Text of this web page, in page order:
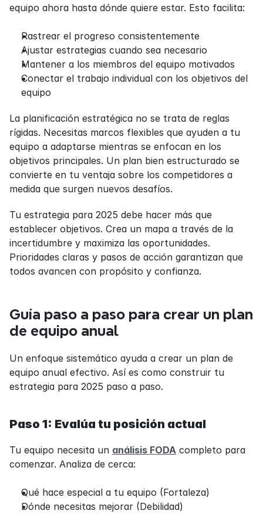
equipo ahora hasta dónde quiere estar. Esto facilita:
Rastrear el progreso consistentemente
Ajustar estrategias cuando sea necesario
Mantener a los miembros del equipo motivados
Conectar el trabajo individual con los objetivos del
equipo
La planificación estratégica no se trata de reglas
rígidas. Necesitas marcos flexibles que ayuden a tu
equipo a adaptarse mientras se enfocan en los
objetivos principales. Un plan bien estructurado se
convierte en tu ventaja sobre los competidores a
medida que surgen nuevos desafíos.
Tu estrategia para 2025 debe hacer más que
establecer objetivos. Crea un mapa a través de la
incertidumbre y maximiza las oportunidades.
Prioridades claras y pasos de acción garantizan que
todos avancen con propósito y confianza.
Guía paso a paso para crear un plan
de equipo anual
Un enfoque sistemático ayuda a crear un plan de
equipo anual efectivo. Así es como construir tu
estrategia para 2025 paso a paso.
Paso 1: Evalúa tu posición actual
Tu equipo necesita un análisis FODA completo para
comenzar. Analiza de cerca:
Qué hace especial a tu equipo (Fortaleza)
Dónde necesitas mejorar (Debilidad)